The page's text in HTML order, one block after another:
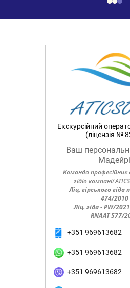
Екскурсійний
(ліцензія №
Ваш
Мадейрі
Команда професійних
гідів компанії
Ліц. гірського гіда
474/2010
Ліц. гіда - PW/
RNAAT 577/
+351 969613682
+351 969613682
+351 969613682